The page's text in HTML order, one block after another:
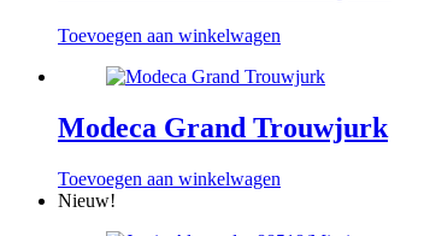
Toevoegen aan winkelwagen
Modeca Grand Trouwjurk
Toevoegen aan winkelwagen
Nieuw!